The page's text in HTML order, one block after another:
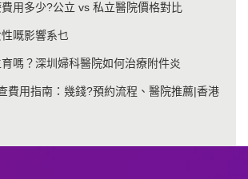
用多少?公立 vs 私立醫院價格對比
嘅影響系乜
嗎？深圳婦科醫院如何治療附件炎
費用指南：幾錢?預約流程、醫院推薦|香港